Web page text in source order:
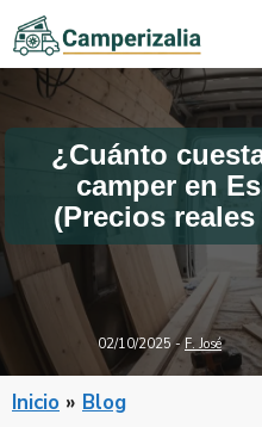
Saltar
al
contenido
¿Cuánto
camper en
(Precios
02/10/2025-F. José
Inicio » Blog